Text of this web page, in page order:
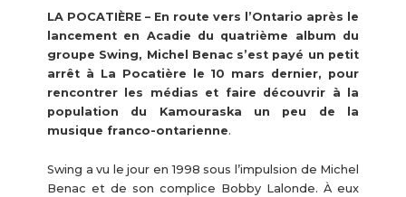
LA POCATIÈRE – En route vers l’Ontario après le
lancement en Acadie du quatrième album du
groupe Swing, Michel Benac s’est payé un petit
arrêt à La Pocatière le 10 mars dernier, pour
rencontrer les médias et faire découvrir à la
population du Kamouraska un peu de la
musique franco-ontarienne.
Swing a vu le jour en 1998 sous l’impulsion de Michel
Benac et de son complice Bobby Lalonde. À eux